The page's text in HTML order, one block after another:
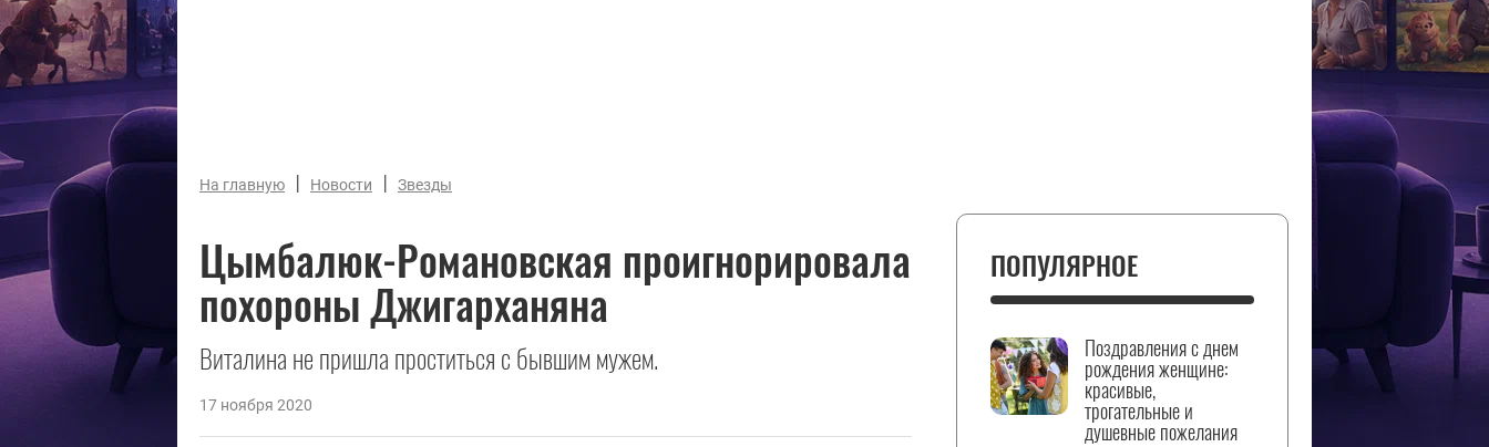
На главную | Новости | Звезды
Цымбалюк-Романовская проигнорировала
похороны Джигарханяна
Виталина не пришла проститься с бывшим мужем.
17 ноября 2020
ПОПУЛЯРНОЕ
Поздравления с днем
рождения женщине:
красивые,
трогательные и
душевные пожелания